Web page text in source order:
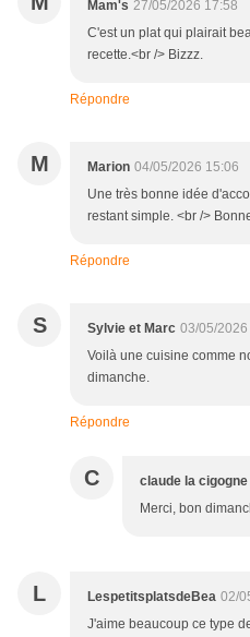
Mam's 27/05/2026 17:58
C'est un plat qui plairait
recette.<br /> Bizzz.
Répondre
M Marion 04/05/2026 15:06
Une très bonne idée
restant simple. <br />
Répondre
S Sylvie et Marc 03/05/2026
Voilà une cuisine comme
dimanche.
Répondre
C claude la cigogne
Merci, bon
L LespetitsplatsdeBea 02/
J'aime beaucoup ce type